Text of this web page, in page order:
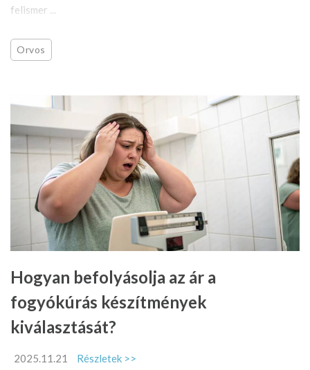
felismer ...
Orvos
Hogyan befolyásolja az ár a
fogyókúrás készítmények
kiválasztását?
2025.11.21
Részletek >>